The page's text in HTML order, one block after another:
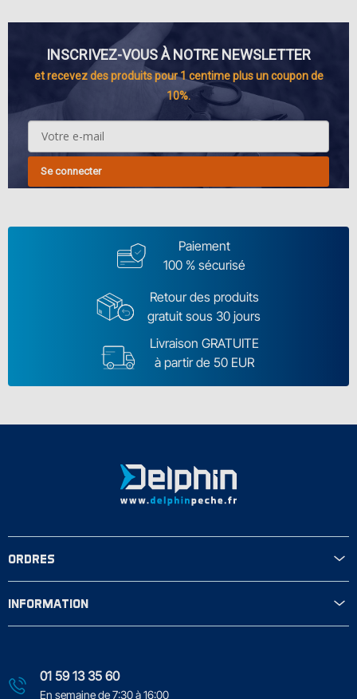
INSCRIVEZ-VOUS À NOTRE NEWSLETTER
et recevez des produits pour 1 centime plus un coupon de
10%.
Se connecter
Paiement
100 % sécurisé
Retour des produits
gratuit sous 30 jours
Livraison GRATUITE
à partir de 50 EUR
01 59 13 35 60
En semaine de 7:30 à 16:00
ORDRES
INFORMATION